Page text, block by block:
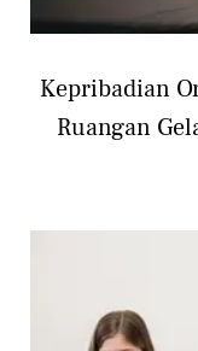
Kepribadian
Ruangan